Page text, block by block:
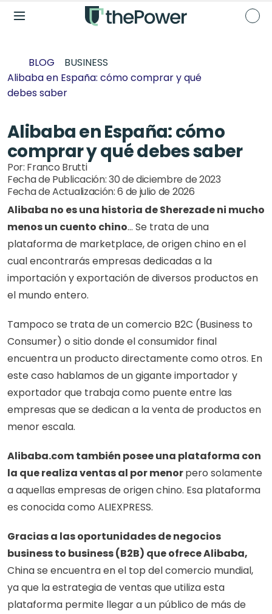
BLOG
BUSINESS
Alibaba en España: cómo comprar y qué
debes saber
Alibaba en España: cómo
comprar y qué debes saber
Por: Franco Brutti
Fecha de Publicación: 30 de diciembre de 2023
Fecha de Actualización: 6 de julio de 2026
Alibaba no es una historia de Sherezade ni mucho
menos un cuento chino… Se trata de una
plataforma de marketplace, de origen chino en el
cual encontrarás empresas dedicadas a la
importación y exportación de diversos productos en
el mundo entero.
Tampoco se trata de un comercio B2C (Business to
Consumer) o sitio donde el consumidor final
encuentra un producto directamente como otros. En
este caso hablamos de un gigante importador y
exportador que trabaja como puente entre las
empresas que se dedican a la venta de productos en
menor escala.
Alibaba.com también posee una plataforma con
la que realiza ventas al por menor pero solamente
a aquellas empresas de origen chino. Esa plataforma
es conocida como ALIEXPRESS.
Gracias a las oportunidades de negocios
China se encuentra en el top del comercio mundial,
ya que la estrategia de ventas que utiliza esta
plataforma permite llegar a un público de más de